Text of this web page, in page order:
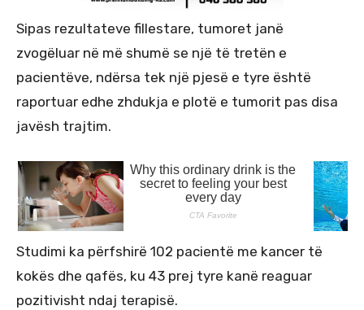
Sipas rezultateve fillestare, tumoret janë
zvogëluar në më shumë se një të tretën e
pacientëve, ndërsa tek një pjesë e tyre është
raportuar edhe zhdukja e plotë e tumorit pas disa
javësh trajtim.
Studimi ka përfshirë 102 pacientë me kancer të
kokës dhe qafës, ku 43 prej tyre kanë reaguar
pozitivisht ndaj terapisë.